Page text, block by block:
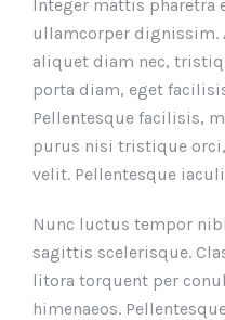
Integer mattis pharetra
ullamcorper dignissim.
aliquet diam nec,
porta diam, eget
Pellentesque facilisis,
purus nisi tristique
velit. Pellentesque
Nunc luctus tempor
sagittis scelerisque.
litora torquent per
himenaeos.